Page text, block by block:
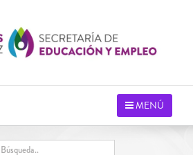
MENÚ